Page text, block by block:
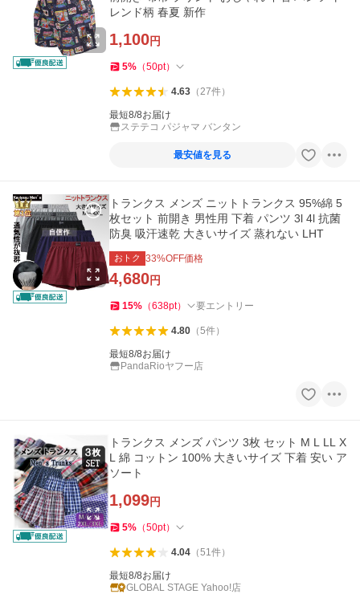
レンド柄 春夏 新作
1,100円
5% （50pt）
4.63（27件）
最短8/8お届け
ステテコ パジャマ バンタン
最安値を見る
トランクス メンズ ニットトランクス 95%綿 5
枚セット 前開き 男性用 下着 パンツ 3l 4l 抗菌
防臭 吸汗速乾 大きいサイズ 蒸れない LHT
おトク 33%OFF価格
4,680円
15% （638pt） 要エントリー
4.80（5件）
最短8/8お届け
PandaRioヤフー店
トランクス メンズ パンツ 3枚 セット M L LL X
L 綿 コットン 100% 大きいサイズ 下着 安い ア
ソート
1,099円
5% （50pt）
4.04（51件）
最短8/8お届け
GLOBAL STAGE Yahoo!店